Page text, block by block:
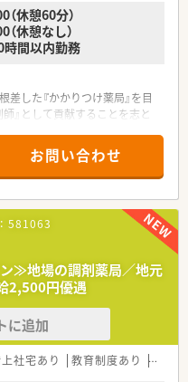
休憩60分）
憩なし）
時間以内勤務
差した『かかりつけ薬局』を目
』として貢献することを志と
しており、震災当時は同社を筆
で非常に有名です。そうした
少なくなく、ファンの多い代表
！≫
を伴う異動や転勤なく、腰を
密に行っておりますので、自然
意味でかかりつけ薬剤師を目指
メです。
入しており、薬剤師の業務効率
間を増やせるように考慮してい
お問い合わせ
581063
ン≫地場の調剤薬局／地元
2,500円優遇
に追加
上社宅あり 教育制度あり 高収入